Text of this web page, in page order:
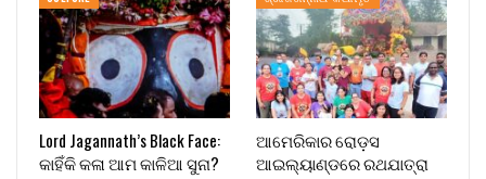
Lord Jagannath’s Black Face:
କାହିଁକି କଳା ଆମ କାଳିଆ ସୁନା?
ଆମେରିକାର ରୋଡ଼ସ
ଆଇଲ୍ୟାଣ୍ଡରେ ରଥଯାତ୍ରା